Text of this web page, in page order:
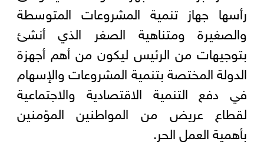
رأسها جهاز تنمية المشروعات المتوسطة
والصغيرة ومتناهية الصغر الذي أنشئ
بتوجيهات من الرئيس ليكون من أهم أجهزة
الدولة المختصة بتنمية المشروعات والإسهام
في دفع التنمية الاقتصادية والاجتماعية
لقطاع عريض من المواطنين المؤمنين
بأهمية العمل الحر.